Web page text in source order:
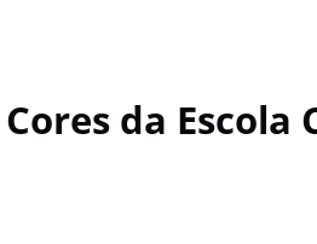
da Escola